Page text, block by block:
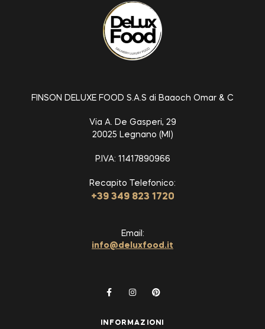
INFORMAZIONI
FINSON DELUXE FOOD S.A.S di Baaoch Omar & C
Via A. De Gasperi, 29
20025 Legnano (MI)
P.IVA: 11417890966
Recapito Telefonico:
+39 349 823 1720
Email:
info@deluxfood.it